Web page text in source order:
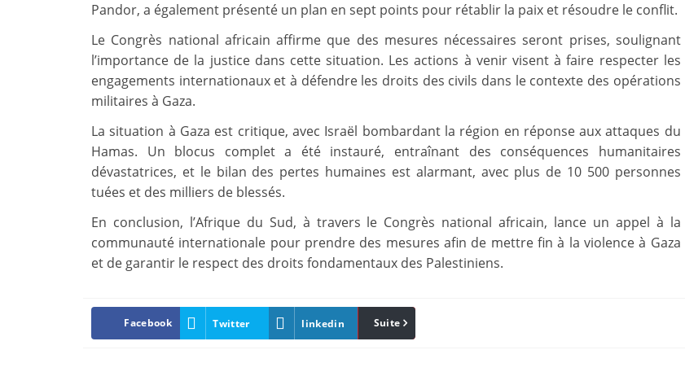
Pandor, a également présenté un plan en sept points pour rétablir la paix et résoudre le conflit.
Le Congrès national africain affirme que des mesures nécessaires seront prises, soulignant
l’importance de la justice dans cette situation. Les actions à venir visent à faire respecter les
engagements internationaux et à défendre les droits des civils dans le contexte des opérations
militaires à Gaza.
La situation à Gaza est critique, avec Israël bombardant la région en réponse aux attaques du
Hamas. Un blocus complet a été instauré, entraînant des conséquences humanitaires
dévastatrices, et le bilan des pertes humaines est alarmant, avec plus de 10 500 personnes
tuées et des milliers de blessés.
En conclusion, l’Afrique du Sud, à travers le Congrès national africain, lance un appel à la
communauté internationale pour prendre des mesures afin de mettre fin à la violence à Gaza
et de garantir le respect des droits fondamentaux des Palestiniens.
Facebook Twitter linkedin Pinterest
Suite